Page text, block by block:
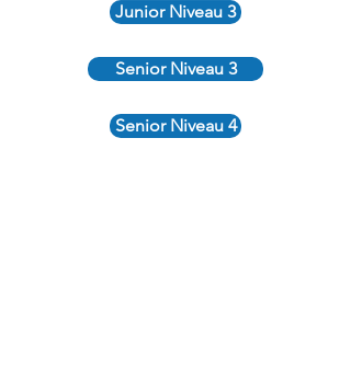
Junior Niveau 3
Senior Niveau 3
Senior Niveau 4